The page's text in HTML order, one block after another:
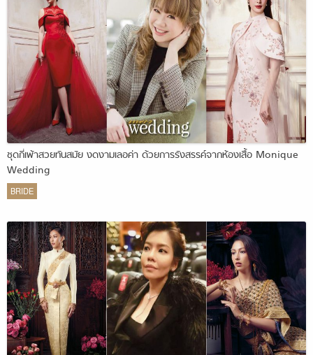
ชุดกี่เพ้าสวยทันสมัย งดงามเลอค่า ด้วยการรังสรรค์จากห้องเสื้อ Monique
Wedding
BRIDE